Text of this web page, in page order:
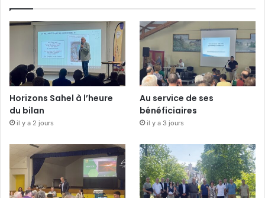
Horizons Sahel à l’heure
du bilan
il y a 2 jours
Au service de ses
bénéficiaires
il y a 3 jours